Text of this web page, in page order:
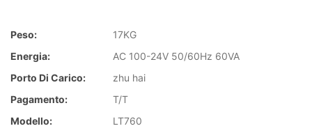
Peso:
17KG
Energia:
AC 100-24V 50/60Hz 60VA
Porto Di Carico:
zhu hai
Pagamento:
T/T
Modello:
LT760